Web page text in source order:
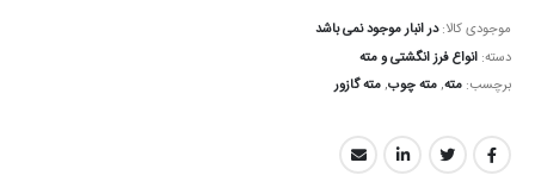
موجودی کالا:در انبار موجود نمی باشد
دسته: انواع فرز انگشتی و مته
برچسب: مته,مته چوب,مته گازور